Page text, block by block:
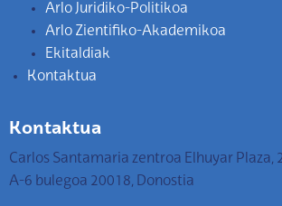
Arlo Juridiko-Politikoa
Arlo Zientifiko-Akademikoa
Ekitaldiak
Kontaktua
Kontaktua
Carlos Santamaria zentroa Elhuyar Plaza,
A-6 bulegoa 20018, Donostia